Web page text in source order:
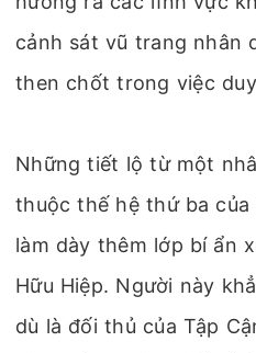
cảnh sát vũ trang nhân
then chốt trong việc
Những tiết lộ từ một
thuộc thế hệ thứ ba
làm dày thêm lớp bí ẩn
Hữu Hiệp. Người này
dù là đối thủ của Tập